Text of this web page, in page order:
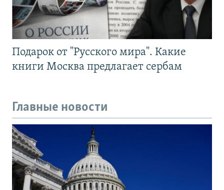
Подарок от "Русского мира". Какие
книги Москва предлагает сербам
Главные новости